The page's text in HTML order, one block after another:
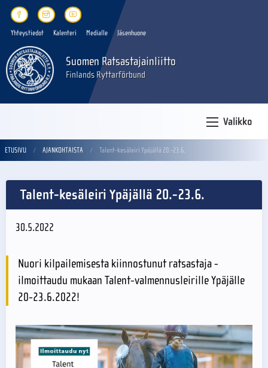
Yhteystiedot Kalenteri Medialle Jäsenhuone
Suomen Ratsastajainliitto
Finlands Ryttarförbund
Valikko
ETUSIVU AJANKOHTAISTA Talent-kesäleiri Ypäjällä 20.-23.6.
Talent-kesäleiri Ypäjällä 20.-23.6.
30.5.2022
Nuori kilpailemisesta kiinnostunut ratsastaja -
ilmoittaudu mukaan Talent-valmennusleirille Ypäjälle
20-23.6.2022!